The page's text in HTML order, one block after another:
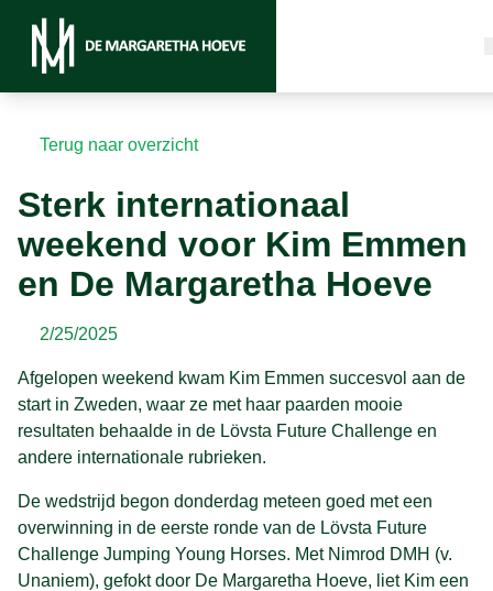
Terug naar overzicht
Sterk internationaal
weekend voor Kim Emmen
en De Margaretha Hoeve
2/25/2025
Afgelopen weekend kwam Kim Emmen succesvol aan de
start in Zweden, waar ze met haar paarden mooie
resultaten behaalde in de Lövsta Future Challenge en
andere internationale rubrieken.
De wedstrijd begon donderdag meteen goed met een
overwinning in de eerste ronde van de Lövsta Future
Challenge Jumping Young Horses. Met Nimrod DMH (v.
Unaniem), gefokt door De Margaretha Hoeve, liet Kim een